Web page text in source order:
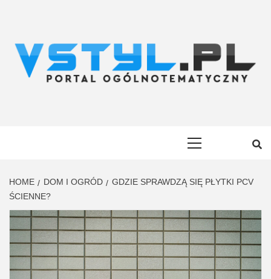
HOME DOM I OGRÓD
GDZIE SPRAWDZĄ SIĘ PŁYTKI PCV
ŚCIENNE?